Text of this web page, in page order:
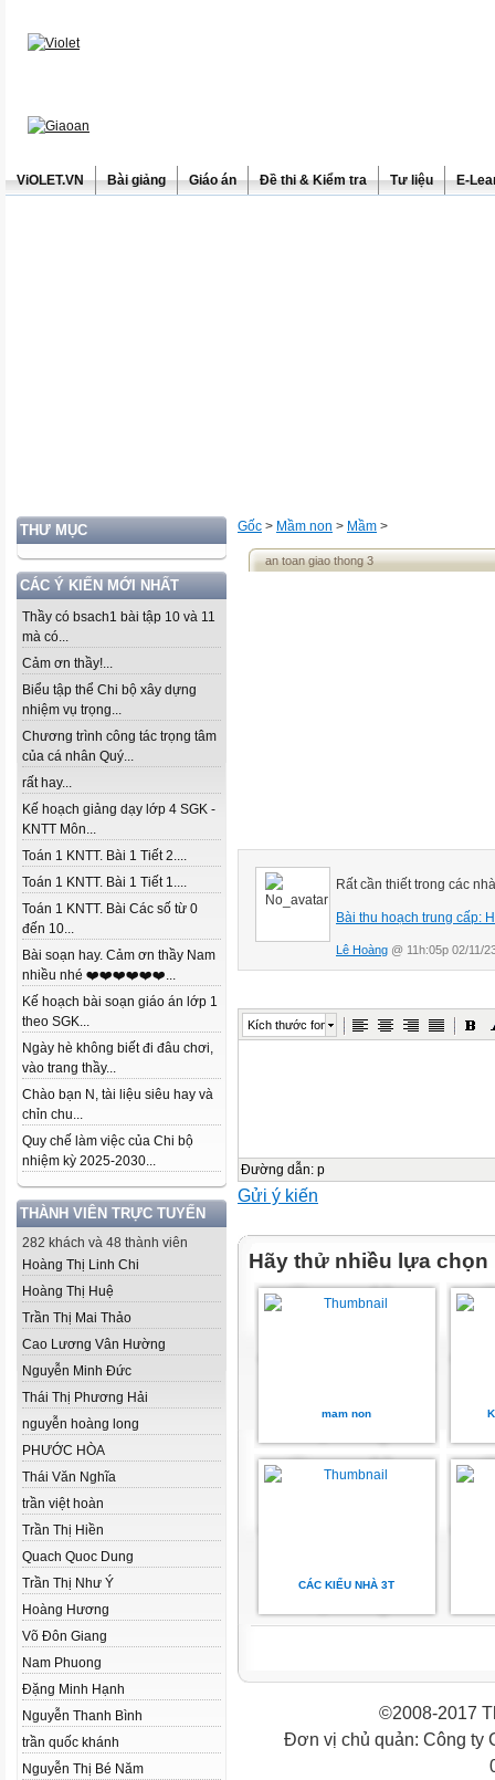
ViOLET.VN Bài giảng Giáo án Đề thi & Kiểm tra Tư liệu E-
THƯ MỤC
CÁC Ý KIẾN MỚI NHẤT
Thầy có bsach1 bài tập 10 và 11
mà có...
Cảm ơn thầy!...
Biểu tập thể Chi bộ xây dựng
nhiệm vụ trọng...
Chương trình công tác trọng tâm
của cá nhân Quý...
rất hay...
Kế hoạch giảng dạy lớp 4 SGK -
KNTT Môn...
Toán 1 KNTT. Bài 1 Tiết 2....
Toán 1 KNTT. Bài 1 Tiết 1....
Toán 1 KNTT. Bài Các số từ 0
đến 10...
Bài soạn hay. Cảm ơn thầy Nam
nhiều nhé ❤️❤️❤️❤️❤️❤️...
Kế hoạch bài soạn giáo án lớp 1
theo SGK...
Ngày hè không biết đi đâu chơi,
vào trang thầy...
Chào bạn N, tài liệu siêu hay và
chỉn chu...
Quy chế làm việc của Chi bộ
nhiệm kỳ 2025-2030...
THÀNH VIÊN TRỰC TUYẾN
282 khách và 48 thành viên
Hoàng Thị Linh Chi
Hoàng Thị Huệ
Trần Thị Mai Thảo
Cao Lương Vân Hường
Nguyễn Minh Đức
Thái Thị Phương Hải
nguyễn hoàng long
PHƯỚC HÒA
Thái Văn Nghĩa
trần việt hoàn
Trần Thị Hiền
Quach Quoc Dung
Trần Thị Như Ý
Hoàng Hương
Võ Đôn Giang
Nam Phuong
Đặng Minh Hạnh
Nguyễn Thanh Bình
trần quốc khánh
Nguyễn Thị Bé Năm
Gốc > Mầm non > Mầm >
an toan giao thong 3
Rất cần thiết trong các
Bài thu hoạch trung cấp:
Lê Hoàng @ 11h:05p 02/11/
Kích thước font
Đường dẫn: p
Gửi ý kiến
Hãy thử nhiều lựa chọn
mam non
CÁC KIỂU NHÀ 3T
©2008-2017
Đơn vị chủ quản: Công ty